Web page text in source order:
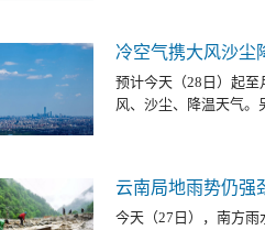
冷空气携大风沙尘
预计今天（28日）起
风、沙尘、降温天气。
云南局地雨势仍强
今天（27日），南方